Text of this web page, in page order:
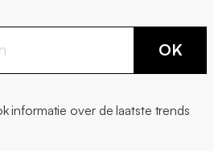
OK
informatie over de laatste trends